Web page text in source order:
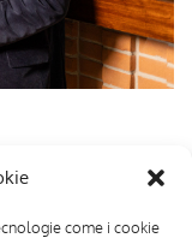
come i cookie